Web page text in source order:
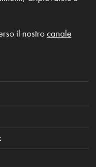
il nostro canale